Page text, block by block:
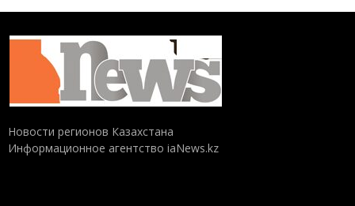
Новости регионов Казахстана
Информационное агентство iaNews.kz